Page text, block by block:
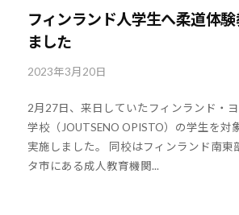
フィンランド人学生へ柔道体
ました
2023年3月20日
k
o
u
h
2月27日、来日していたフィンランド・
学校（JOUTSENO OPISTO）の学生を対
実施しました。 同校はフィンランド南東
タ市にある成人教育機関...